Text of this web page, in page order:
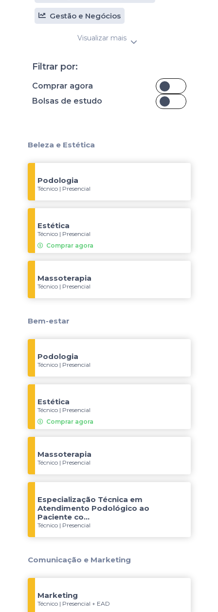
Gestão e Negócios
Visualizar mais
Filtrar por:
Comprar agora
Bolsas de estudo
Beleza e Estética
Podologia
Técnico | Presencial
Estética
Técnico | Presencial
Comprar agora
Massoterapia
Técnico | Presencial
Bem-estar
Podologia
Técnico | Presencial
Estética
Técnico | Presencial
Comprar agora
Massoterapia
Técnico | Presencial
Especialização Técnica em
Atendimento Podológico ao
Paciente co...
Técnico | Presencial
Comunicação e Marketing
Marketing
Técnico | Presencial + EAD